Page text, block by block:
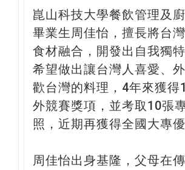
崑山科技大學餐飲管理及
畢業生周佳怡，擅長將台
食材融合，開發出自我獨
希望做出讓台灣人喜愛、
歡台灣的料理，4年來獲得
外競賽獎項，並考取10張
照，近期再獲得全國大專優
周佳怡出身基隆，父母在